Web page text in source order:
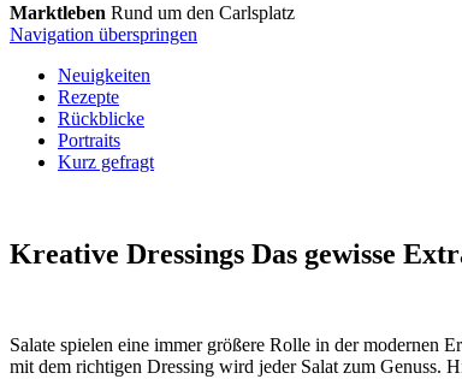
Marktleben Rund um den Carlsplatz
Navigation überspringen
Neuigkeiten
Rezepte
Rückblicke
Portraits
Kurz gefragt
Kreative Dressings Das gewisse
Salate spielen eine immer größere Rolle in der modernen
mit dem richtigen Dressing wird jeder Salat zum Genuss.